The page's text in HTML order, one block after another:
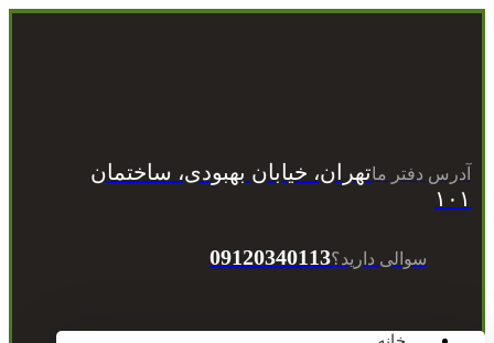
آدرس دفتر ماتهران، خیابان بهبودی، ساختمان
۱۰۱
سوالی دارید؟09120340113